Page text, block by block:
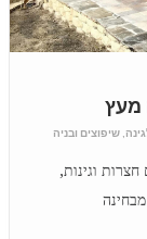
מעץ
, שיפוצים ובניה
וגינות,